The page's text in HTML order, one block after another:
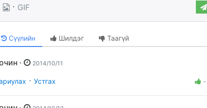
· GIF
Сүүлийн Шилдэг Таагүй
Зочин · 2014/10/11
· Устгах -